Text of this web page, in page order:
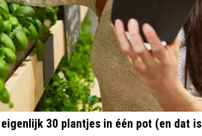
30 plantjes in één pot (en dat is